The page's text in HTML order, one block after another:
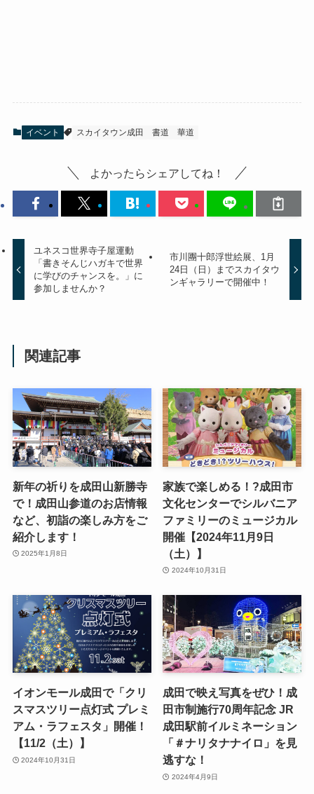
イベント スカイタウン成田 書道 華道
よかったらシェアしてね！
ユネスコ世界寺子屋運動
「書きそんじハガキで世界
に学びのチャンスを。」に
参加しませんか？
市川團十郎浮世絵展、1月
24日（日）までスカイタウ
ンギャラリーで開催中！
関連記事
新年の祈りを成田山新勝寺
で！成田山参道のお店情報
など、初詣の楽しみ方をご
紹介します！
2025年1月8日
家族で楽しめる！?成田市
文化センターでシルバニア
ファミリーのミュージカル
開催【2024年11月9日
（土）】
2024年10月31日
イオンモール成田で「クリ
スマスツリー点灯式 プレミ
アム・ラフェスタ」開催！
【11/2（土）】
2024年10月31日
成田で映え写真をぜひ！成
田市制施行70周年記念 JR
成田駅前イルミネーション
「＃ナリタナナイロ」を見
逃すな！
2024年4月9日